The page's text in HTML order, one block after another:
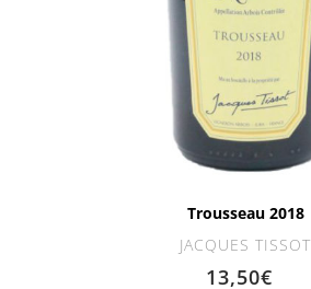
Trousseau 2018
JACQUES TISSOT
13,50€